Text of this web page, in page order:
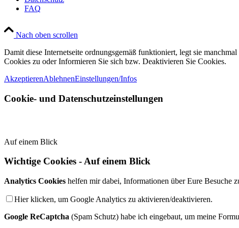
FAQ
Nach oben scrollen
Damit diese Internetseite ordnungsgemäß funktioniert, legt sie
Cookies zu oder Informieren Sie sich bzw. Deaktivieren Sie Cookies.
AkzeptierenAblehnenEinstellungen/Infos
Cookie- und Datenschutzeinstellungen
Auf einem Blick
Wichtige Cookies - Auf einem Blick
Analytics Cookies helfen mir dabei, Informationen über Eure Besuche
Hier klicken, um Google Analytics zu aktivieren/deaktivieren.
Google ReCaptcha (Spam Schutz) habe ich eingebaut, um meine